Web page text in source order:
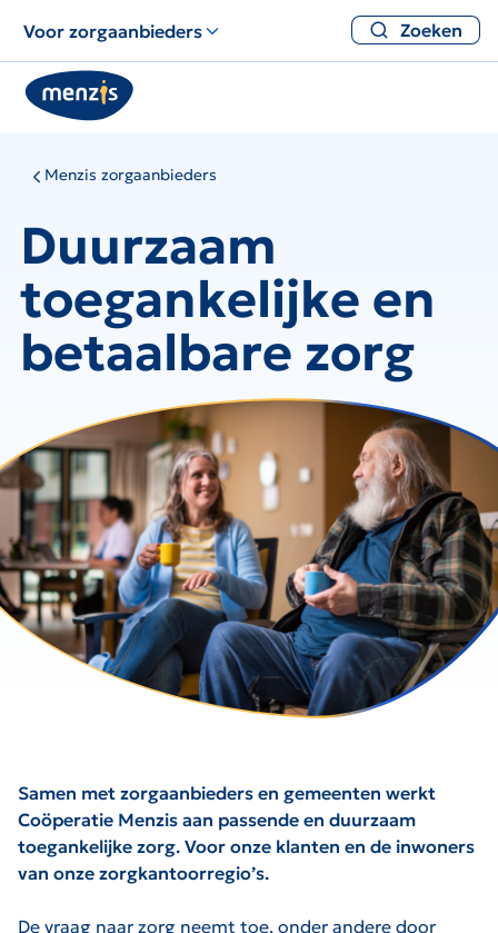
Voor zorgaanbieders Zoeken
Menzis zorgaanbieders
Duurzaam
toegankelijke en
betaalbare zorg
Samen met zorgaanbieders en gemeenten werkt
Coöperatie Menzis aan passende en duurzaam
toegankelijke zorg. Voor onze klanten en de inwoners
van onze zorgkantoorregio’s.
De vraag naar zorg neemt toe, onder andere door